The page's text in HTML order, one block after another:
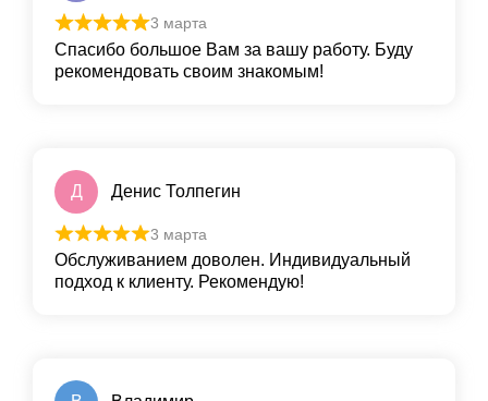
3 марта
Спасибо большое Вам за вашу работу. Буду
рекомендовать своим знакомым!
Д Денис Толпегин
3 марта
Обслуживанием доволен. Индивидуальный
подход к клиенту. Рекомендую!